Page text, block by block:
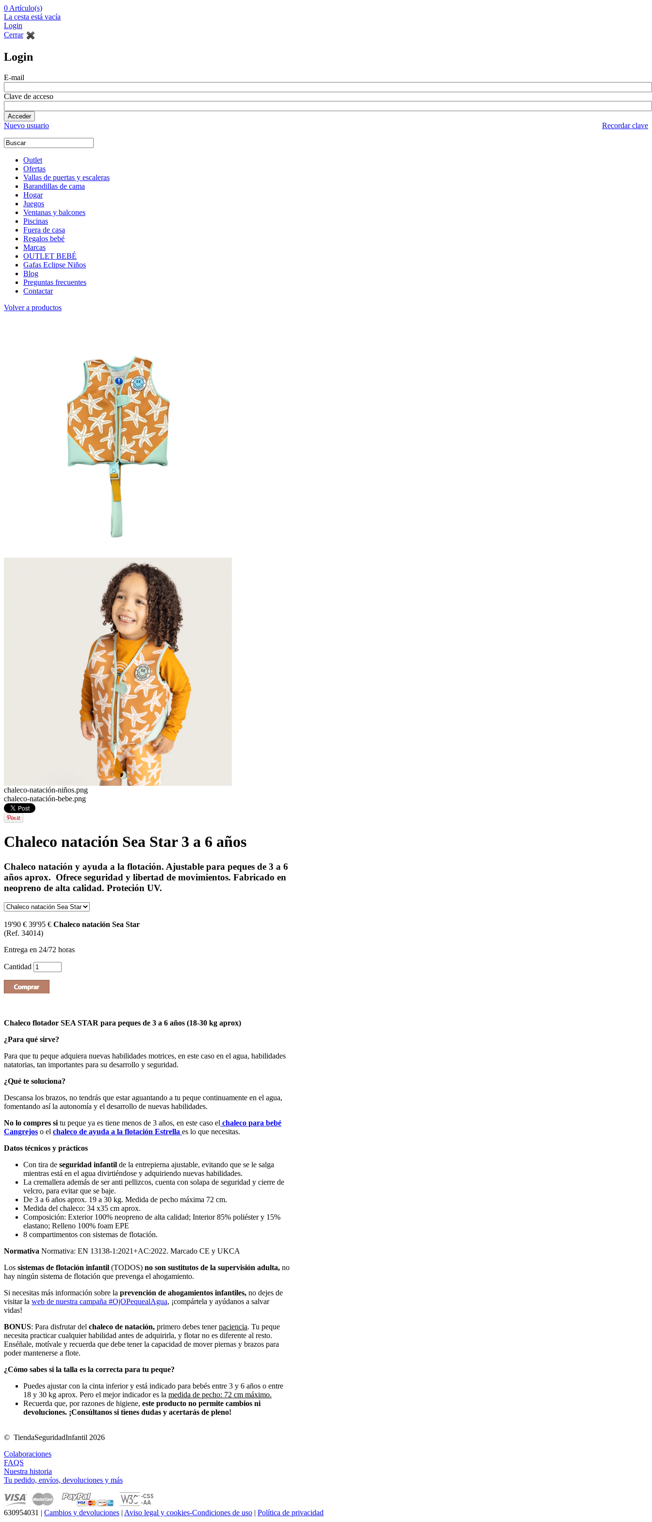
0 Artículo(s)
La cesta está vacía
Login
Cerrar
Login
E-mail
Clave de acceso
Nuevo usuario Recordar clave
Outlet
Ofertas
Vallas de puertas y escaleras
Barandillas de cama
Hogar
Juegos
Ventanas y balcones
Piscinas
Fuera de casa
Regalos bebé
Marcas
OUTLET BEBÉ
Gafas Eclipse Niños
Blog
Preguntas frecuentes
Contactar
Volver a productos
chaleco-natación-niños.png
chaleco-natación-bebe.png
Chaleco natación Sea Star 3 a 6 años
Chaleco natación y ayuda a la flotación. Ajustable para peques de 3 a 6
años aprox. Ofrece seguridad y libertad de movimientos. Fabricado en
neopreno de alta calidad. Proteción UV.
19'90 € 39'95 € Chaleco natación Sea Star
(Ref. 34014)
Entrega en 24/72 horas
Cantidad
Chaleco flotador SEA STAR para peques de 3 a 6 años (18-30 kg aprox)
¿Para qué sirve?
Para que tu peque adquiera nuevas habilidades motrices, en este caso en el agua, habilidades
natatorias, tan importantes para su desarrollo y seguridad.
¿Qué te soluciona?
Descansa los brazos, no tendrás que estar aguantando a tu peque continuamente en el agua,
fomentando así la autonomía y el desarrollo de nuevas habilidades.
No lo compres situ peque ya es tiene menos de 3 años, en este caso el chaleco para bebé
Cangrejos o el chaleco de ayuda a la flotación Estrella es lo que necesitas.
Datos técnicos y prácticos
Con tira de seguridad infantil de la entrepierna ajustable, evitando que se le salga
mientras está en el agua divirtiéndose y adquiriendo nuevas habilidades.
La cremallera además de ser anti pellizcos, cuenta con solapa de seguridad y cierre de
velcro, para evitar que se baje.
De 3 a 6 años aprox. 19 a 30 kg. Medida de pecho máxima 72 cm.
Medida del chaleco: 34 x35 cm aprox.
Composición: Exterior 100% neopreno de alta calidad; Interior 85% poliéster y 15%
elastano; Relleno 100% foam EPE
8 compartimentos con sistemas de flotación.
Normativa Normativa: EN 13138-1:2021+AC:2022. Marcado CE y UKCA
Los sistemas de flotación infantil (TODOS) no son sustitutos de la supervisión adulta, no
hay ningún sistema de flotación que prevenga el ahogamiento.
Si necesitas más información sobre la prevención de ahogamientos infantiles, no dejes de
visitar la web de nuestra campaña #OjOPequealAgua, ¡compártela y ayúdanos a salvar
vidas!
BONUS: Para disfrutar del chaleco de natación, primero debes tenerpaciencia. Tu peque
necesita practicar cualquier habilidad antes de adquirirla, y flotar no es diferente al resto.
Enséñale, motívale y recuerda que debe tener la capacidad de mover piernas y brazos para
poder mantenerse a flote.
¿Cómo sabes si la talla es la correcta para tu peque?
Puedes ajustar con la cinta inferior y está indicado para bebés entre 3 y 6 años o entre
18 y 30 kg aprox. Pero el mejor indicador es la medida de pecho: 72 cm máximo.
Recuerda que, por razones de higiene, este producto no permite cambios ni
devoluciones. ¡Consúltanos si tienes dudas y acertarás de pleno!
© TiendaSeguridadInfantil 2026
Colaboraciones
FAQS
Nuestra historia
Tu pedido, envíos, devoluciones y más
630954031 | Cambios y devoluciones | Aviso legal y cookies-Condiciones de uso | Política de privacidad